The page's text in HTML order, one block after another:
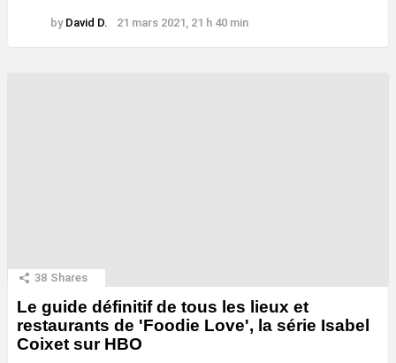
by David D. 21 mars 2021, 21 h 40 min
38 Shares
Le guide définitif de tous les lieux et
restaurants de 'Foodie Love', la série Isabel
Coixet sur HBO